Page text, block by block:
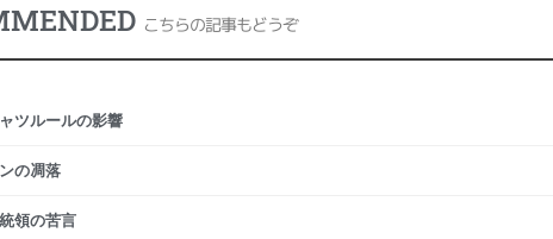
こちらの記事もどうぞ
ツルールの影響
の凋落
領の苦言